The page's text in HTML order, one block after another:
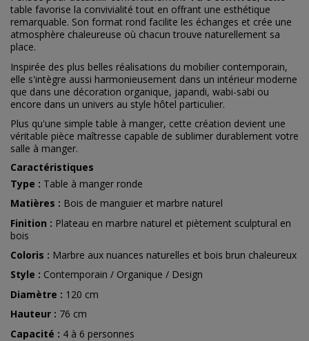
table favorise la convivialité tout en offrant une esthétique
remarquable. Son format rond facilite les échanges et crée une
atmosphère chaleureuse où chacun trouve naturellement sa
place.
Inspirée des plus belles réalisations du mobilier contemporain,
elle s'intègre aussi harmonieusement dans un intérieur moderne
que dans une décoration organique, japandi, wabi-sabi ou
encore dans un univers au style hôtel particulier.
Plus qu'une simple table à manger, cette création devient une
véritable pièce maîtresse capable de sublimer durablement votre
salle à manger.
Caractéristiques
Type : Table à manger ronde
Matières : Bois de manguier et marbre naturel
Finition : Plateau en marbre naturel et piètement sculptural en
bois
Coloris : Marbre aux nuances naturelles et bois brun chaleureux
Style : Contemporain / Organique / Design
Diamètre : 120 cm
Hauteur : 76 cm
Capacité : 4 à 6 personnes